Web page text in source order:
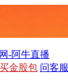
金股包 问客服